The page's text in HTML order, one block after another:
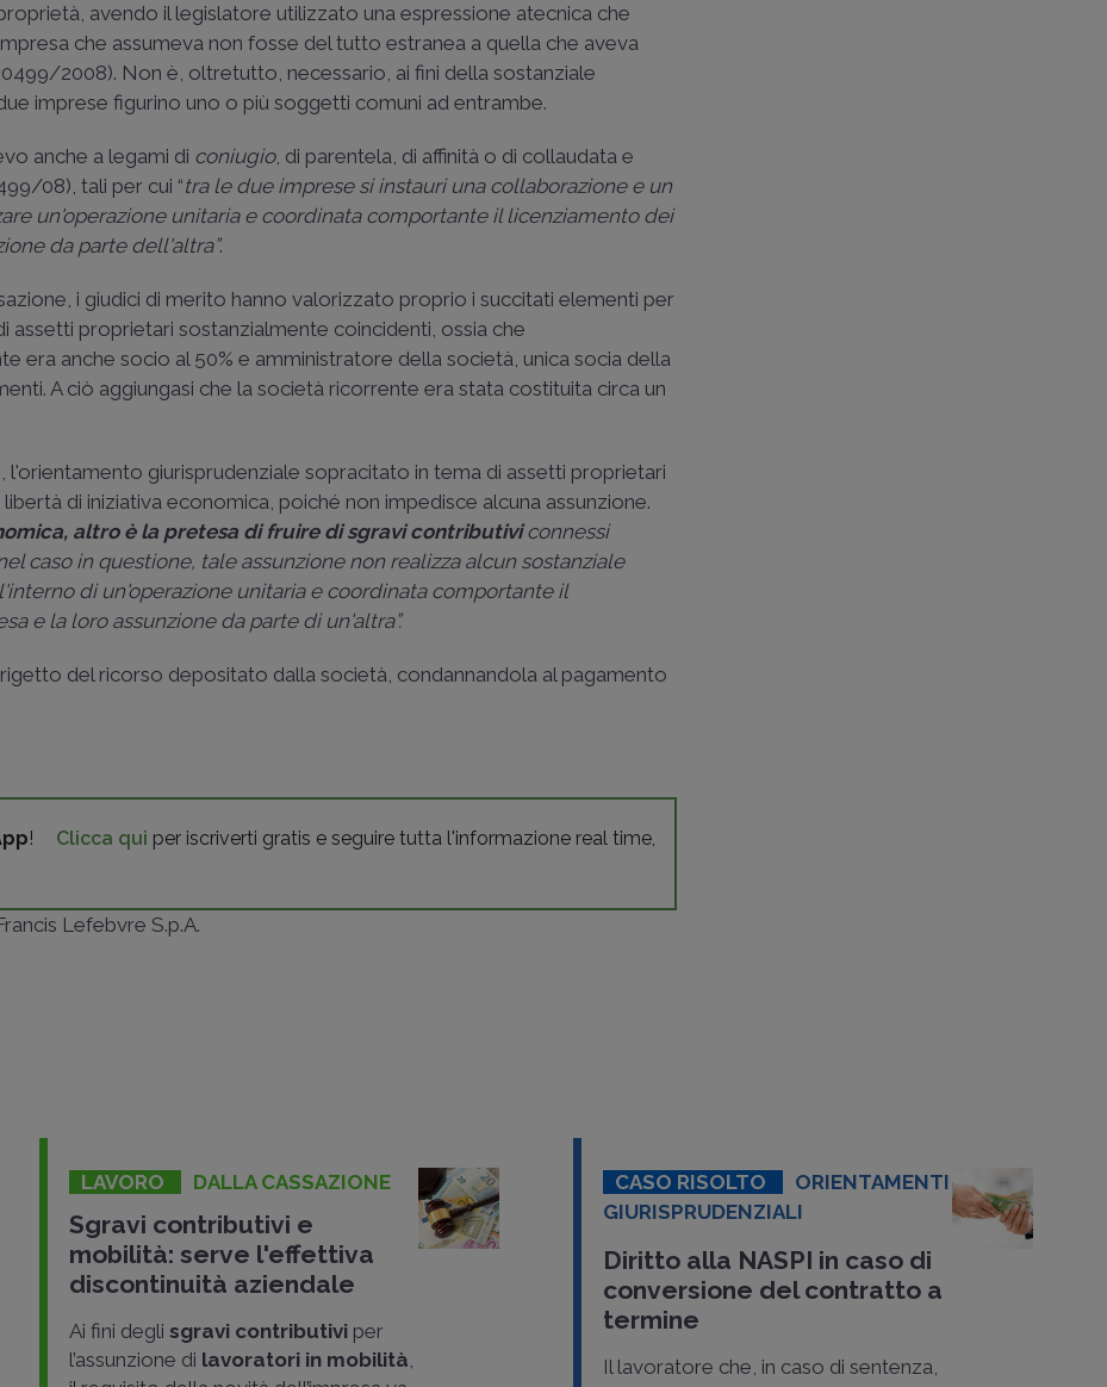
avendo il legislatore utilizzato una espressione atecnica che
che assumeva non fosse del tutto estranea a quella che aveva
2008). Non è, oltretutto, necessario, ai fini della sostanziale
imprese figurino uno o più soggetti comuni ad entrambe.
anche a legami di coniugio, di parentela, di affinità o di collaudata e
08), tali per cui “tra le due imprese si instauri una collaborazione e un
un'operazione unitaria e coordinata comportante il licenziamento dei
da parte dell'altra”.
i giudici di merito hanno valorizzato proprio i succitati elementi per
assetti proprietari sostanzialmente coincidenti, ossia che
era anche socio al 50% e amministratore della società, unica socia della
A ciò aggiungasi che la società ricorrente era stata costituita circa un
giurisprudenziale sopracitato in tema di assetti proprietari
di iniziativa economica, poiché non impedisce alcuna assunzione.
altro è la pretesa di fruire di sgravi contributiviconnessi
caso in questione, tale assunzione non realizza alcun sostanziale
di un'operazione unitaria e coordinata comportante il
e la loro assunzione da parte di un'altra”.
del ricorso depositato dalla società, condannandola al pagamento
! Clicca qui per iscriverti gratis e seguire tutta l'informazione real time,
Lefebvre S.p.A.
LAVORO DALLA CASSAZIONE
Sgravi contributivi e
mobilità: serve l'effettiva
discontinuità aziendale
Ai fini degli sgravi contributivi per
l’assunzione di lavoratori in mobilità,
CASO RISOLTO
ORIENTAMENTI
GIURISPRUDENZIALI
Diritto alla NASPI in caso di
conversione del contratto a
termine
Il lavoratore che, in caso di sentenza,